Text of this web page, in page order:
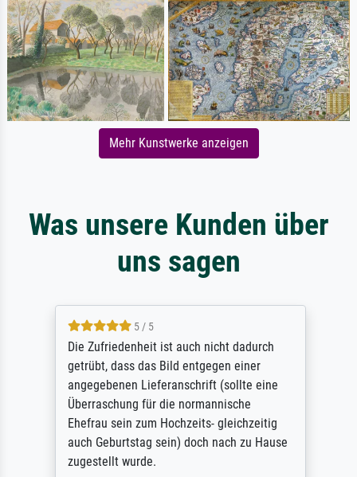
Mehr Kunstwerke anzeigen
Was unsere Kunden über
uns sagen
5 / 5
Die Zufriedenheit ist auch nicht dadurch
getrübt, dass das Bild entgegen einer
angegebenen Lieferanschrift (sollte eine
Überraschung für die normannische
Ehefrau sein zum Hochzeits- gleichzeitig
auch Geburtstag sein) doch nach zu Hause
zugestellt wurde.